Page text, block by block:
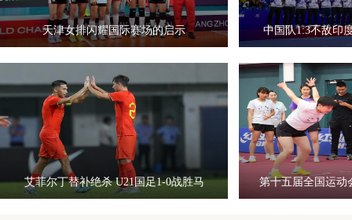
天津女排闪耀国际赛场的启示
中国队1:3不敌印
艾菲尔丁替补绝杀 U21国足1-0战胜马
第十五届全国运动